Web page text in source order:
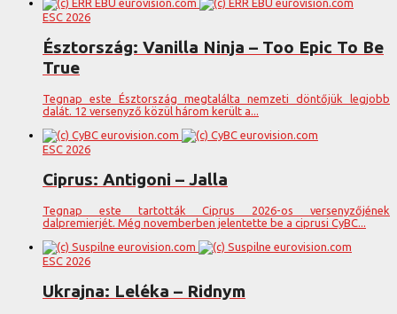
ESC 2026
Észtország: Vanilla Ninja – Too Epic To Be
True
Tegnap este Észtország megtalálta nemzeti döntőjük legjobb
dalát. 12 versenyző közül három került a...
ESC 2026
Ciprus: Antigoni – Jalla
Tegnap este tartották Ciprus 2026-os versenyzőjének
dalpremierjét. Még novemberben jelentette be a ciprusi CyBC...
ESC 2026
Ukrajna: Leléka – Ridnym